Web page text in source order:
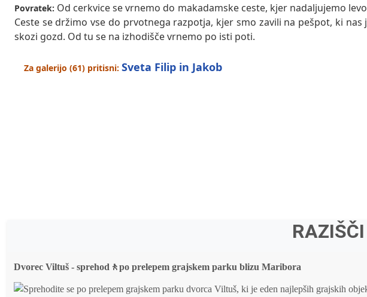
Povratek: Od cerkvice se vrnemo do makadamske ceste, kjer nadaljujemo
Ceste se držimo vse do prvotnega razpotja, kjer smo zavili na pešpot, ki nas
skozi gozd. Od tu se na izhodišče vrnemo po isti poti.
Za galerijo (61) pritisni: Sveta Filip in Jakob
Dvorec Viltuš - sprehod🚶po prelepem grajskem parku blizu Maribora